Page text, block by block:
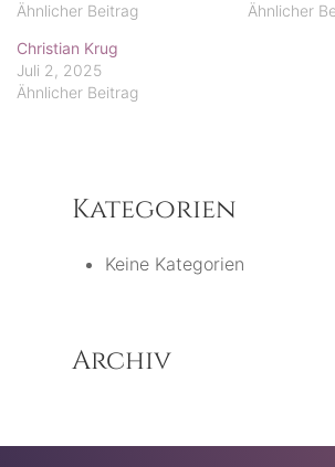
Ähnlicher Beitrag
Ähnlicher
Christian Krug
Juli 2, 2025
Ähnlicher Beitrag
Kategorien
Keine Kategorien
Archiv